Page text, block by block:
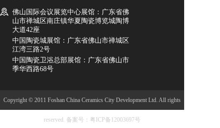
佛山国际会议展览中心展馆：广东省佛
山市禅城区南庄镇华夏陶瓷博览城陶博
大道42座
中国陶瓷城展馆：广东省佛山市禅城区
江湾三路2号
中国陶瓷卫浴总部展馆：广东省佛山市
季华西路68号
Copyright © 2011 Foshan China Ceramics City Development Ltd. All rights
reserved. 备案号：粤ICP备12003697号